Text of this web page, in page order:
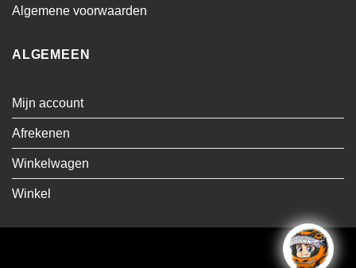
Algemene voorwaarden
ALGEMEEN
Mijn account
Afrekenen
Winkelwagen
Winkel
Bancontact